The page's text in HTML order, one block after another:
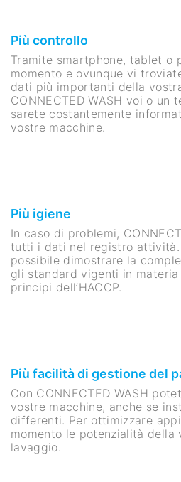
Più controllo
Tramite smartphone, tablet o
momento e ovunque vi
dati più importanti della
CONNECTED WASH voi o un
sarete costantemente
vostre macchine.
Più igiene
In caso di problemi,
tutti i dati nel registro attività.
possibile dimostrare la
gli standard vigenti in
principi dell’HACCP.
Più facilità di gestione del
Con CONNECTED WASH
vostre macchine, anche se
differenti. Per ottimizzare
momento le potenzialità della
lavaggio.